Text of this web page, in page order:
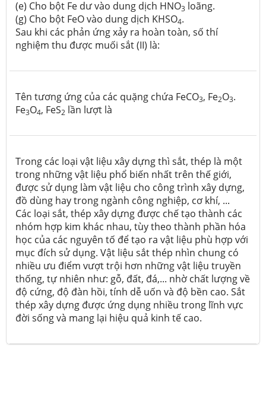
(e) Cho bột Fe dư vào dung dịch HNO3 loãng.
(g) Cho bột FeO vào dung dịch KHSO4.
Sau khi các phản ứng xảy ra hoàn toàn, số thí
nghiệm thu được muối sắt (II) là:
Tên tương ứng của các quặng chứa FeCO3, Fe2O3.
Fe3O4, FeS2 lần lượt là
Trong các loại vật liệu xây dựng thì sắt, thép là một
trong những vật liệu phổ biến nhất trên thế giới,
được sử dụng làm vật liệu cho công trình xây dựng,
đồ dùng hay trong ngành công nghiệp, cơ khí, ...
Các loại sắt, thép xây dựng được chế tạo thành các
nhóm hợp kim khác nhau, tùy theo thành phần hóa
học của các nguyên tố để tạo ra vật liệu phù hợp với
mục đích sử dụng. Vật liệu sắt thép nhìn chung có
nhiều ưu điểm vượt trội hơn những vật liệu truyền
thống, tự nhiên như: gỗ, đất, đá,... nhờ chất lượng về
độ cứng, độ đàn hồi, tính dễ uốn và độ bền cao. Sắt
thép xây dựng được ứng dụng nhiều trong lĩnh vực
đời sống và mang lại hiệu quả kinh tế cao.